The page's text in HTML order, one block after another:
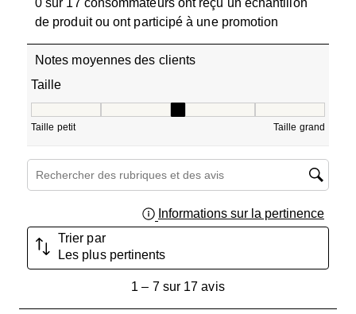
0 sur 17 consommateurs ont reçu un échantillon
de produit ou ont participé à une promotion
Notes moyennes des clients
Taille
Taille petit Taille grand
Zone de recherche de sujet et d'avis
Informations sur la pertinence
Trier par
Les plus pertinents
1 – 7 sur 17 avis